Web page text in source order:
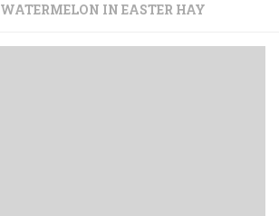
WATERMELON IN EASTER HAY